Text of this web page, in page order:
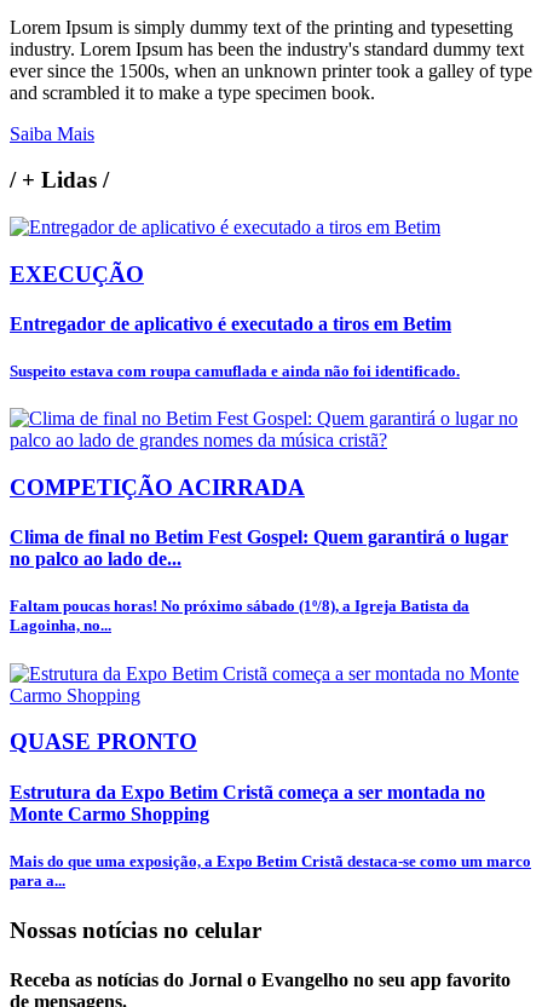
Lorem Ipsum is simply dummy text of the printing and typesetting
industry. Lorem Ipsum has been the industry's standard dummy text
ever since the 1500s, when an unknown printer took a galley of type
and scrambled it to make a type specimen book.
Saiba Mais
/+ Lidas /
EXECUÇÃO
Entregador de aplicativo é executado a tiros em Betim
Suspeito estava com roupa camuflada e ainda não foi identificado.
COMPETIÇÃO ACIRRADA
Clima de final no Betim Fest Gospel: Quem garantirá o lugar
no palco ao lado de...
Faltam poucas horas! No próximo sábado (1º/8), a Igreja Batista da
Lagoinha, no...
QUASE PRONTO
Estrutura da Expo Betim Cristã começa a ser montada no
Monte Carmo Shopping
Mais do que uma exposição, a Expo Betim Cristã destaca-se como um marco
para a...
Nossas notícias no celular
Receba as notícias do Jornal o Evangelho no seu app favorito
de mensagens.